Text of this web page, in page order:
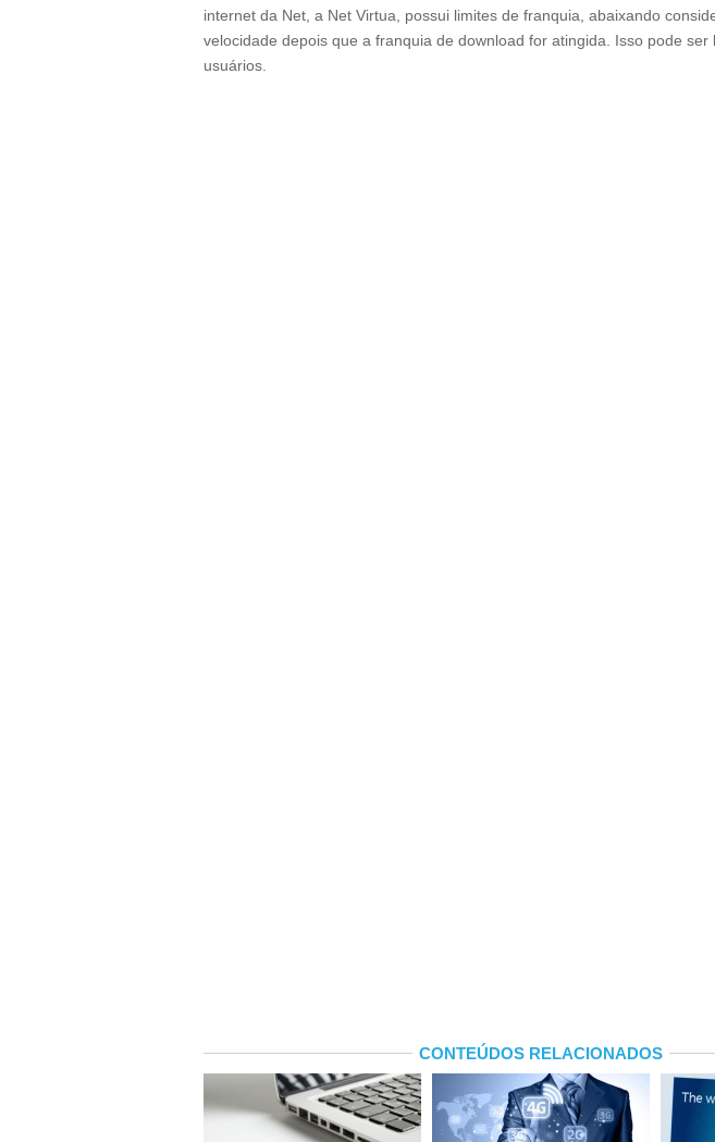
internet da Net, a Net Virtua, possui limites de franquia, abaixando
velocidade depois que a franquia de download for atingida. Isso pode ser
usuários.
CONTEÚDOS RELACIONADOS